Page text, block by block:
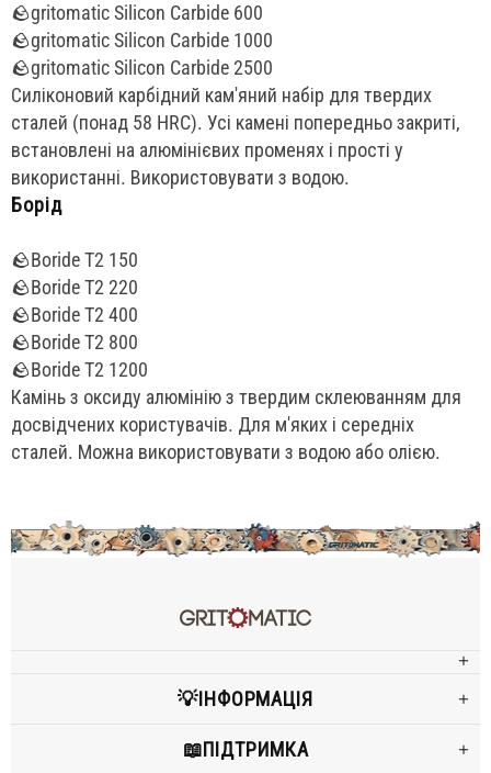
🪨gritomatic Silicon Carbide 600
🪨gritomatic Silicon Carbide 1000
🪨gritomatic Silicon Carbide 2500
Силіконовий карбідний кам'яний набір для твердих
сталей (понад 58 HRC). Усі камені попередньо закриті,
встановлені на алюмінієвих променях і прості у
використанні. Використовувати з водою.
Борід
🪨Boride T2 150
🪨Boride T2 220
🪨Boride T2 400
🪨Boride T2 800
🪨Boride T2 1200
Камінь з оксиду алюмінію з твердим склеюванням для
досвідчених користувачів. Для м'яких і середніх
сталей. Можна використовувати з водою або олією.
💡ІНФОРМАЦІЯ
📖ПІДТРИМКА